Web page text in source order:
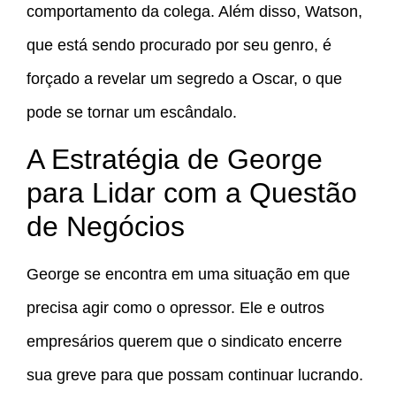
comportamento da colega. Além disso, Watson,
que está sendo procurado por seu genro, é
forçado a revelar um segredo a Oscar, o que
pode se tornar um escândalo.
A Estratégia de George
para Lidar com a Questão
de Negócios
George se encontra em uma situação em que
precisa agir como o opressor. Ele e outros
empresários querem que o sindicato encerre
sua greve para que possam continuar lucrando.